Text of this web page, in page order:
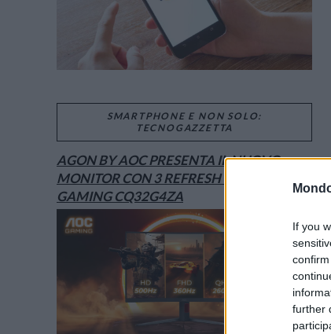
If you
further
SMARTPHONE E NON SOLO:
TECNOGAZZETTA
AGON BY AOC PRESENTA IL NUOVO
MONITOR CON 3 REFRESH RATE: ECCO IL
GAMING CQ32G4ZA